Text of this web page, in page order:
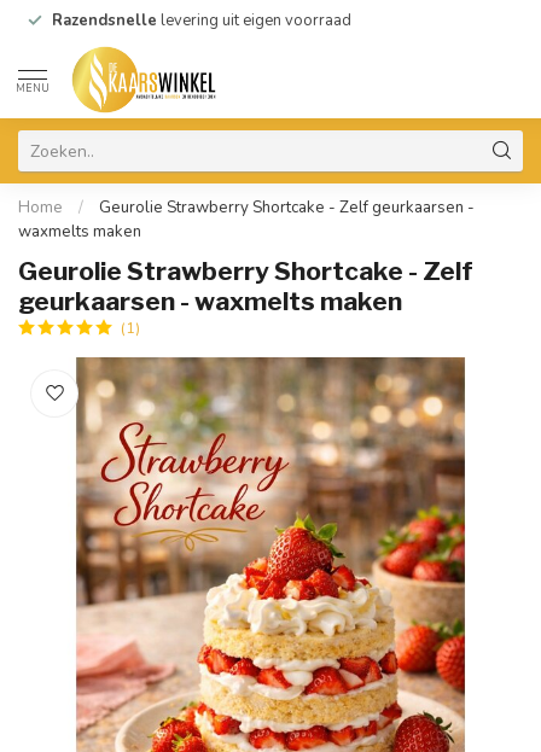
Razendsnelle levering uit eigen voorraad
MENU
Home /
Geurolie Strawberry Shortcake - Zelf geurkaarsen -
waxmelts maken
Geurolie Strawberry Shortcake - Zelf
geurkaarsen - waxmelts maken
(1)